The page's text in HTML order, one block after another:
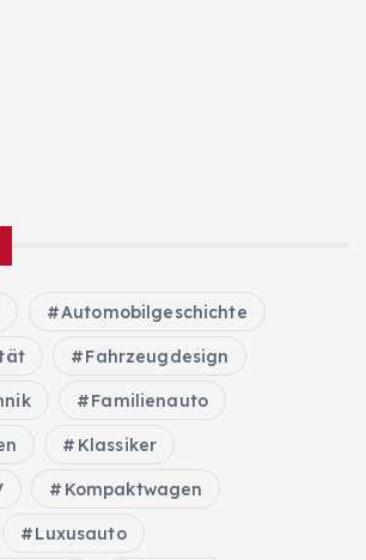
Automobilgeschichte
Fahrzeugdesign
Familienauto
Klassiker
Kompaktwagen
Luxusauto